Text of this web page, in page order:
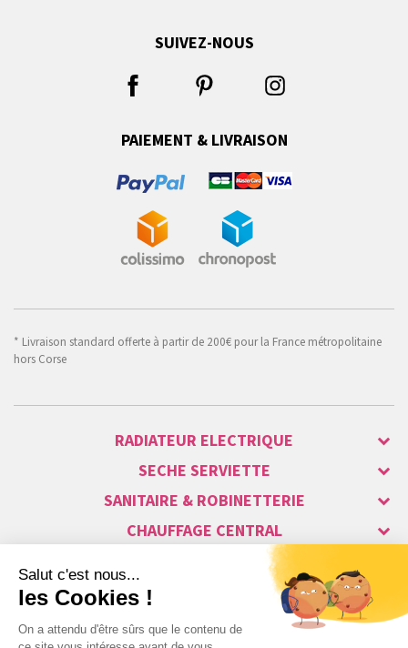
SUIVEZ-NOUS
PAIEMENT & LIVRAISON
* Livraison standard offerte à partir de 200€ pour la France métropolitaine
hors Corse
RADIATEUR ELECTRIQUE
SECHE SERVIETTE
SANITAIRE & ROBINETTERIE
CHAUFFAGE CENTRAL
ALARME & SÉCURITÉ
MAISON CONNECTÉE
VISIOPHONE & INTERPHONE